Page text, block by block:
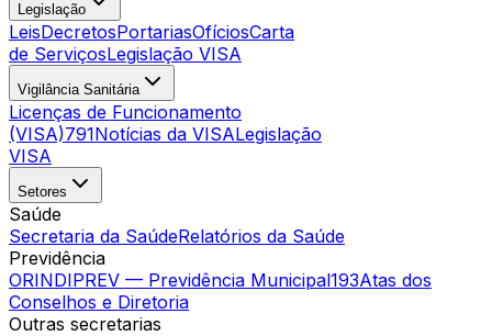
Legislação
LeisDecretosPortariasOfíciosCarta
de ServiçosLegislação VISA
Vigilância Sanitária
Licenças de Funcionamento
(VISA)791Notícias da VISALegislação
VISA
Setores
Saúde
Secretaria da SaúdeRelatórios da Saúde
Previdência
ORINDIPREV — Previdência Municipal193Atas dos
Conselhos e Diretoria
Outras secretarias